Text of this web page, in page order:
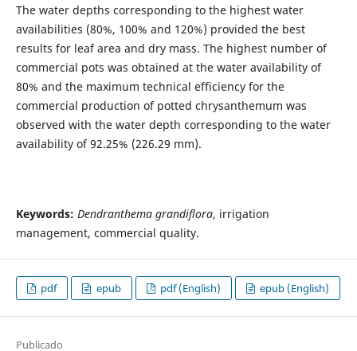
The water depths corresponding to the highest water
availabilities (80%, 100% and 120%) provided the best
results for leaf area and dry mass. The highest number of
commercial pots was obtained at the water availability of
80% and the maximum technical efficiency for the
commercial production of potted chrysanthemum was
observed with the water depth corresponding to the water
availability of 92.25% (226.29 mm).
Keywords: Dendranthema grandiflora, irrigation
management, commercial quality.
pdf epub pdf (English) epub (English)
Publicado